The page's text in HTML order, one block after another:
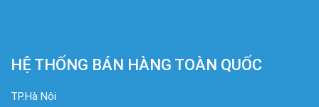
HỆ THỐNG BÁN HÀNG TOÀN QUỐC
TP.Hà Nội